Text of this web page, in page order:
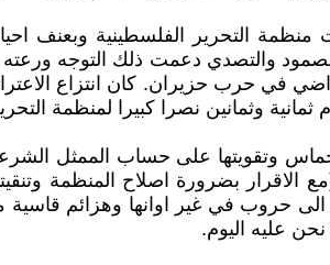
منظمة التحرير الفلسطينية وبعنف
والتصدي دعمت ذلك التوجه ورعته
في حرب حزيران. كان انتزاع
ثمانية وثمانين نصرا كبيرا لمنظمة
وتقويتها على حساب الممثل
(مع الاقرار بضرورة اصلاح المنظمة
حروب في غير اوانها وهزائم قاسية
عليه اليوم.